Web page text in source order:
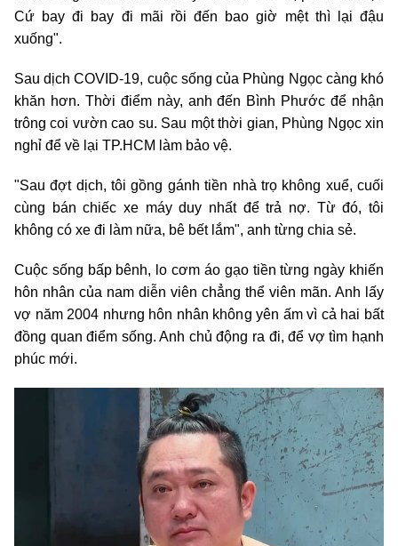
Cứ bay đi bay đi mãi rồi đến bao giờ mệt thì lại đậu
xuống".
Sau dịch COVID-19, cuộc sống của Phùng Ngọc càng khó
khăn hơn. Thời điểm này, anh đến Bình Phước để nhận
trông coi vườn cao su. Sau một thời gian, Phùng Ngọc xin
nghỉ để về lại TP.HCM làm bảo vệ.
"Sau đợt dịch, tôi gồng gánh tiền nhà trọ không xuể, cuối
cùng bán chiếc xe máy duy nhất để trả nợ. Từ đó, tôi
không có xe đi làm nữa, bê bết lắm", anh từng chia sẻ.
Cuộc sống bấp bênh, lo cơm áo gạo tiền từng ngày khiến
hôn nhân của nam diễn viên chẳng thể viên mãn. Anh lấy
vợ năm 2004 nhưng hôn nhân không yên ấm vì cả hai bất
đồng quan điểm sống. Anh chủ động ra đi, để vợ tìm hạnh
phúc mới.